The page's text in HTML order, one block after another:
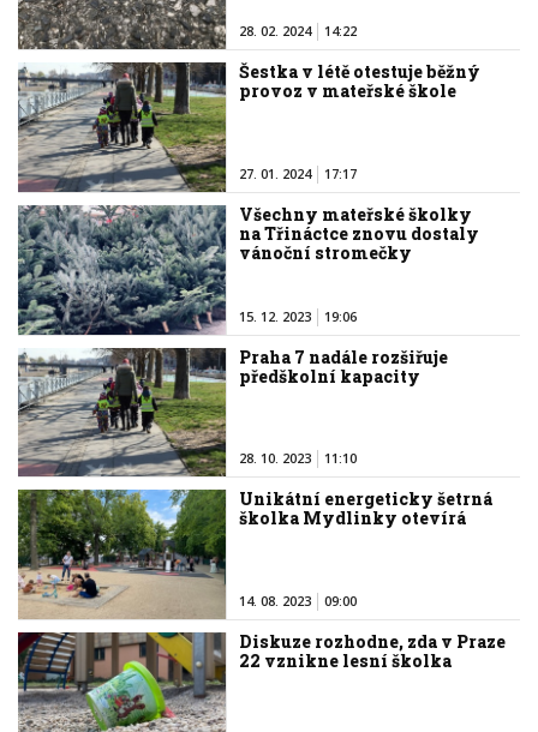
28. 02. 2024 14:22
Šestka v létě otestuje běžný
provoz v mateřské škole
27. 01. 2024 17:17
Všechny mateřské školky
na Třináctce znovu dostaly
vánoční stromečky
15. 12. 2023 19:06
Praha 7 nadále rozšiřuje
předškolní kapacity
28. 10. 2023 11:10
Unikátní energeticky šetrná
školka Mydlinky otevírá
14. 08. 2023 09:00
Diskuze rozhodne, zda v Praze
22 vznikne lesní školka